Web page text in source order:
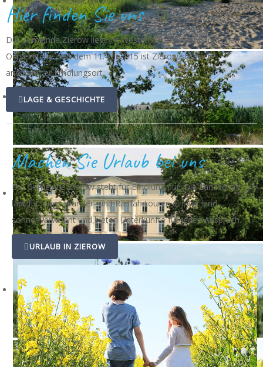
Hier finden Sie uns
Die Gemeinde Zierow liegt im Westen der Mecklenburgischen
Ostseeküste. Seit dem 11. Juli 2015 ist Zierow staatlich
anerkannter Erholungsort.
LAGE & GESCHICHTE
Machen Sie Urlaub bei uns
Die Gemeinde Zierow steht für Erholung pur. Die Landschaft
lädt für lange Wander- und Radfahrtouren ein, wir sind
sonnenverwöhnt und bieten Unterkünfte für jeden Anspruch.
URLAUB IN ZIEROW